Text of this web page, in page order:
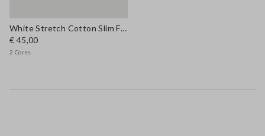
White Stretch Cotton Slim Fit T-shirt
€ 45,00
2 Cores